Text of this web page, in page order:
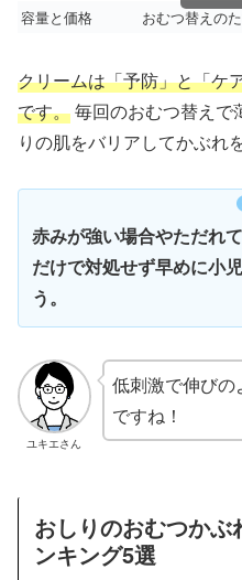
容量と価格
おむつ替えの
クリームは「予防」と「ケ
です。毎回のおむつ替えで
りの肌をバリアしてかぶれ
赤みが強い場合やただれ
だけで対処せず早めに小
う。
ユキエさん
低刺激で伸びの
ですね！
おしりのおむつか
ンキング5選